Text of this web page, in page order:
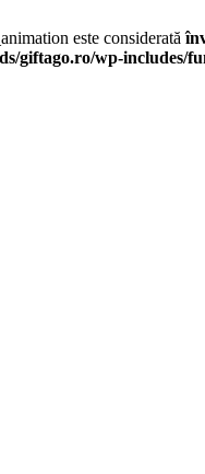
este considerată
giftago.ro/wp-includes/